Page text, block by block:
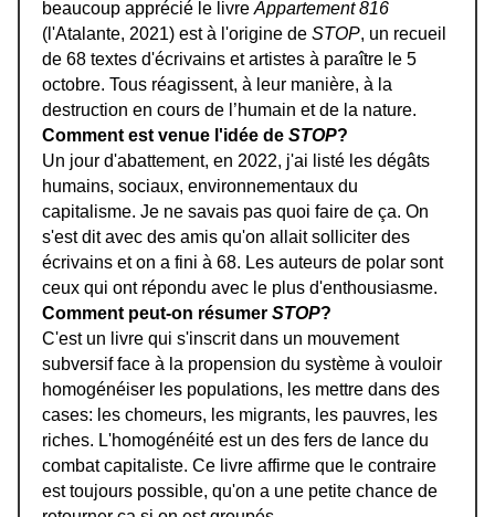
beaucoup apprécié le livre Appartement 816
(l'Atalante, 2021) est à l'origine de STOP, un recueil
de 68 textes d'écrivains et artistes à paraître le 5
octobre. Tous réagissent, à leur manière, à la
destruction en cours de l’humain et de la nature.
Comment est venue l'idée de STOP?
Un jour d'abattement, en 2022, j'ai listé les dégâts
humains, sociaux, environnementaux du
capitalisme. Je ne savais pas quoi faire de ça. On
s'est dit avec des amis qu'on allait solliciter des
écrivains et on a fini à 68. Les auteurs de polar sont
ceux qui ont répondu avec le plus d'enthousiasme.
Comment peut-on résumer STOP?
C'est un livre qui s'inscrit dans un mouvement
subversif face à la propension du système à vouloir
homogénéiser les populations, les mettre dans des
cases: les chomeurs, les migrants, les pauvres, les
riches. L'homogénéité est un des fers de lance du
combat capitaliste. Ce livre affirme que le contraire
est toujours possible, qu'on a une petite chance de